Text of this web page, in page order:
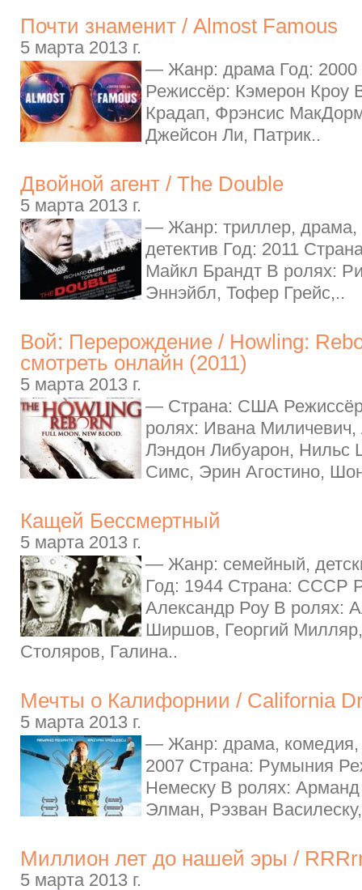
Почти знаменит / Almost Famous
5 марта 2013 г.
— Жанр: драма Год:
Режиссёр: Кэмерон Кроу
Крадап, Фрэнсис
Джейсон Ли, Патрик..
Двойной агент / The Double
5 марта 2013 г.
— Жанр: триллер, драма,
детектив Год: 2011
Майкл Брандт В ролях:
Эннэйбл, Тофер Грейс,..
Вой: Перерождение / Howling:
смотреть онлайн (2011)
5 марта 2013 г.
— Страна: США
ролях: Ивана
Лэндон Либуарон, Нильс
Симс, Эрин Агостино,
Кащей Бессмертный
5 марта 2013 г.
— Жанр: семейный,
Год: 1944 Страна: СССР
Александр Роу В ролях:
Ширшов, Георгий
Столяров, Галина..
Мечты о Калифорнии / California
5 марта 2013 г.
— Жанр: драма, комедия,
2007 Страна: Румыния
Немеску В ролях:
Элман, Рэзван
Миллион лет до нашей эры /
5 марта 2013 г.